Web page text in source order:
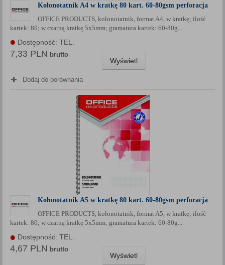
Kołonotatnik A4 w kratkę 80 kart. 60-80gsm perforacja
OFFICE PRODUCTS, kołonotatnik, format A4, w kratkę; ilość
kartek: 80; w czarną kratkę 5x5mm; gramatura kartek: 60-80g...
Dostępność: TEL.
7,33 PLN brutto
Wyświetl
Dodaj do porównania
Kołonotatnik A5 w kratkę 80 kart. 60-80gsm perforacja
OFFICE PRODUCTS, kołonotatnik, format A5, w kratkę; ilość
kartek: 80; w czarną kratkę 5x5mm; gramatura kartek: 60-80g...
Dostępność: TEL.
4,67 PLN brutto
Wyświetl